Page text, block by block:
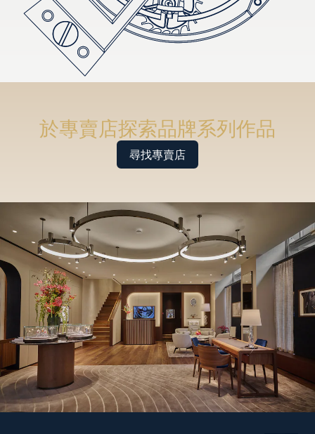
於專賣店探索品牌系列作品
尋找專賣店